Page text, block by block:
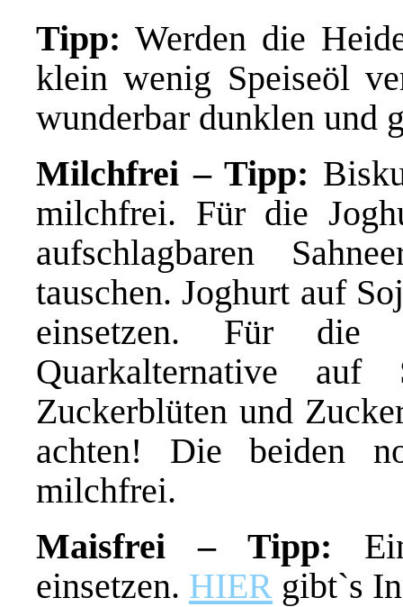
Tipp: Werden die
klein wenig Speiseöl
wunderbar dunklen und
Milchfrei – Tipp:
milchfrei. Für die
aufschlagbaren
tauschen. Joghurt auf
einsetzen. Für die
Quarkalternative auf
Zuckerblüten und
achten! Die beiden
milchfrei.
Maisfrei – Tipp:
einsetzen. HIER gibt`s